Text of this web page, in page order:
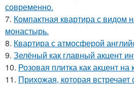
современно.
7. Компактная квартира с видом
монастырь.
8. Квартира с атмосферой
9. Зелёный как главный акцент
10. Розовая плитка как акцент на
11. Прихожая, которая встречает